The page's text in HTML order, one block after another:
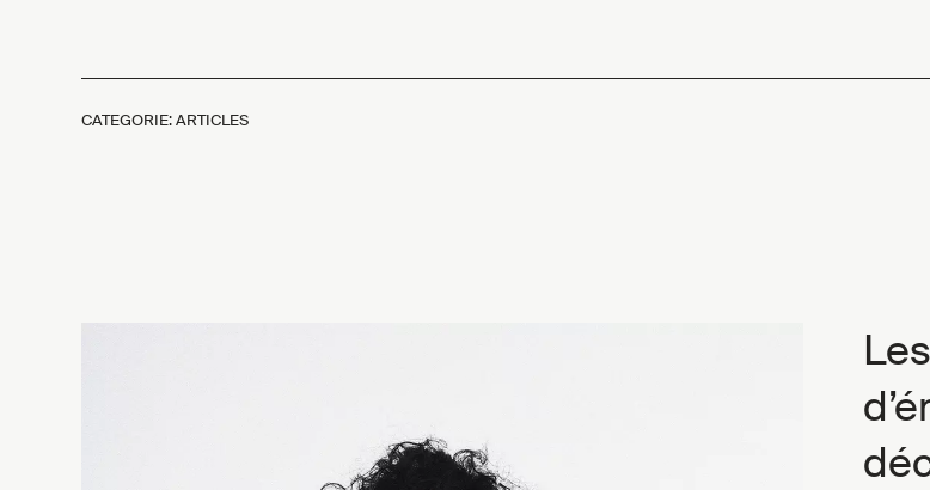
CATEGORIE: ARTICLES